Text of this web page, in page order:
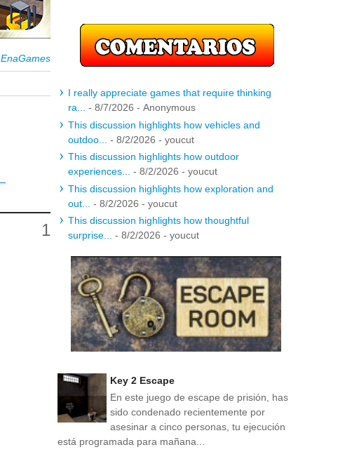
EnaGames
I really appreciate games that require thinking
ra...
- 8/7/2026 - Anonymous
This discussion highlights how vehicles and
outdoo...
- 8/2/2026 - youcut
This discussion highlights how outdoor
experiences...
- 8/2/2026 - youcut
This discussion highlights how exploration and
out...
- 8/2/2026 - youcut
This discussion highlights how thoughtful
surprise...
- 8/2/2026 - youcut
Key 2 Escape
En este juego de escape de prisión, has
sido condenado recientemente por
asesinar a cinco personas, tu ejecución
está programada para mañana...